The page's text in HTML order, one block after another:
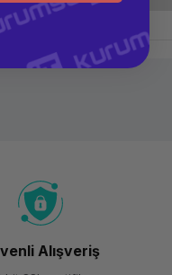
Alışveriş